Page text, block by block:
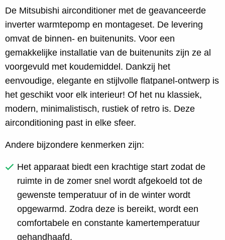
De Mitsubishi airconditioner met de geavanceerde
inverter warmtepomp en montageset. De levering
omvat de binnen- en buitenunits. Voor een
gemakkelijke installatie van de buitenunits zijn ze al
voorgevuld met koudemiddel. Dankzij het
eenvoudige, elegante en stijlvolle flatpanel-ontwerp is
het geschikt voor elk interieur! Of het nu klassiek,
modern, minimalistisch, rustiek of retro is. Deze
airconditioning past in elke sfeer.
Andere bijzondere kenmerken zijn:
Het apparaat biedt een krachtige start zodat de
ruimte in de zomer snel wordt afgekoeld tot de
gewenste temperatuur of in de winter wordt
opgewarmd. Zodra deze is bereikt, wordt een
comfortabele en constante kamertemperatuur
gehandhaafd.